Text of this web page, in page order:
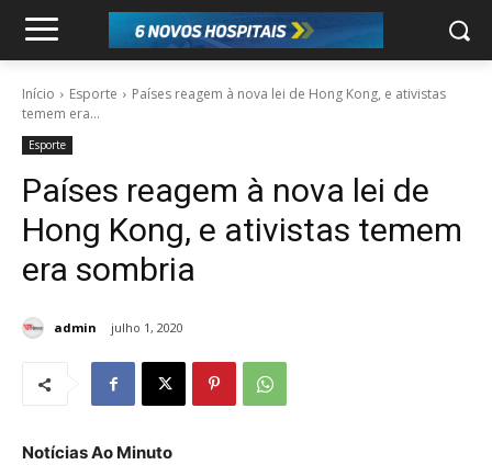
Início Esporte
Países reagem à nova lei de Hong Kong, e ativistas
temem era...
Esporte
Países reagem à nova lei de
Hong Kong, e ativistas temem
era sombria
admin julho 1, 2020
Notícias Ao Minuto